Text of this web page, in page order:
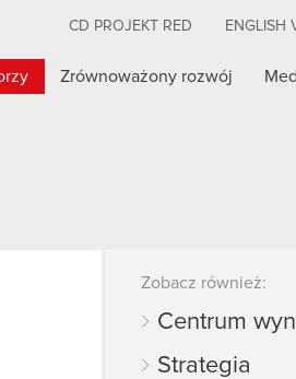
CD PROJEKT RED ENGLISH
Zrównoważony rozwój
Zobacz również:
Centrum
Strategia